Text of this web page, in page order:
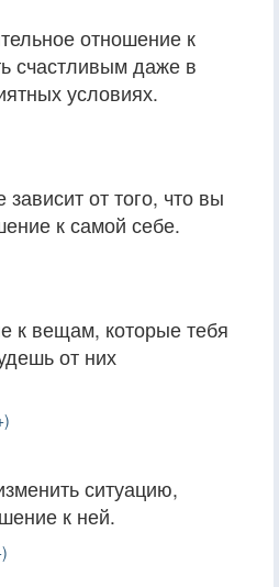
отношение к
счастливым даже в
условиях.
от того, что вы
к самой себе.
к вещам, которые тебя
от них
ситуацию,
к ней.